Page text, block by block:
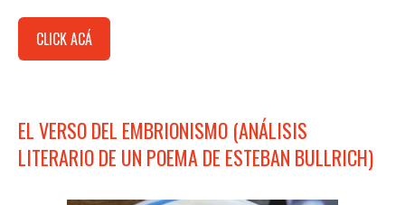
CLICK ACÁ
EL VERSO DEL EMBRIONISMO (ANÁLISIS
LITERARIO DE UN POEMA DE ESTEBAN BULLRICH)